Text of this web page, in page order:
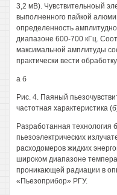
3,2 мВ). Чувствительноый
выполненного пайкой
определенность
диапазоне 600-700 кГц.
максимальной амплитуды
практически вести
а б
Рис. 4. Паяный
частотная характеристика
Разработанная технология
пьезоэлектрических
расходомеров жидких
широком диапазоне
проникающей радиации в
«Пьезоприбор» РГУ.